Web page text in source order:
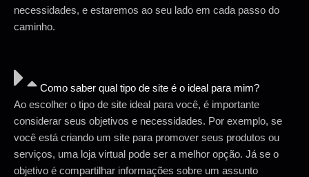
necessidades, e estaremos ao seu lado em cada passo do
caminho.
Como saber qual tipo de site é o ideal para mim?
Ao escolher o tipo de site ideal para você, é importante
considerar seus objetivos e necessidades. Por exemplo, se
você está criando um site para promover seus produtos ou
serviços, uma loja virtual pode ser a melhor opção. Já se o
objetivo é compartilhar informações sobre um assunto